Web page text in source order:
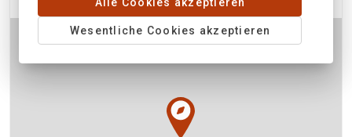
Wesentliche Cookies akzeptieren